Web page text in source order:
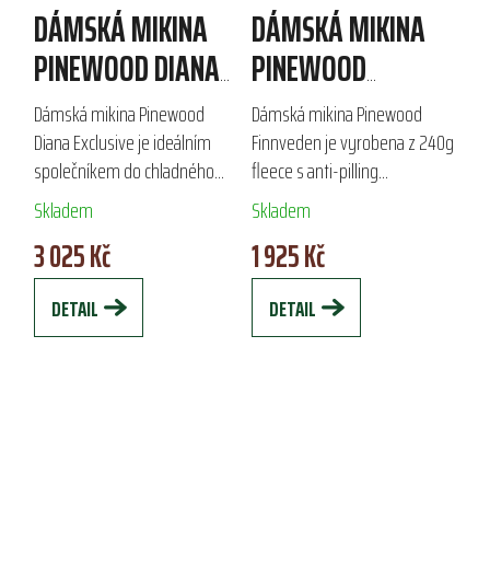
DÁMSKÁ MIKINA
PINEWOOD DIANA
EXCLUSIVE
Dámská mikina Pinewood
Diana Exclusive je ideálním
společníkem do chladného
počasí. Vyrobena z kvalitního
240g fleece s technologií anti-
pilling, zajišťuje skvělou
tepelnou...
Skladem
3 025 Kč
DETAIL
DÁMSKÁ MIKINA
PINEWOOD
FINNVEDEN
Dámská mikina Pinewood
Finnveden je vyrobena z 240g
fleece s anti-pilling
technologií, která zajišťuje
dlouhou životnost. S ženským
střihem a praktickými
kapsami je ideální jako...
Skladem
1 925 Kč
DETAIL